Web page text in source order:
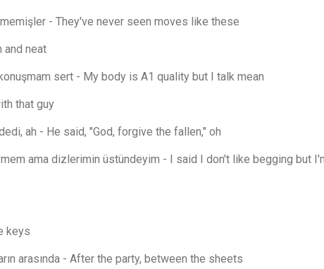
- They've never seen moves like these
and neat
sert - My body is A1 quality but I talk mean
that guy
ah - He said, "God, forgive the fallen," oh
ama dizlerimin üstündeyim - I said I don't like begging but
keys
arasında - After the party, between the sheets